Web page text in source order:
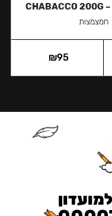
CHABACCO 200G –
חמצמצות
₪95